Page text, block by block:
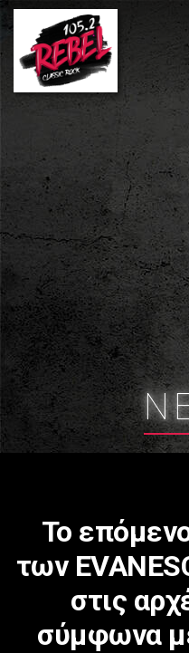
Το
των
στις
σύμφωνα